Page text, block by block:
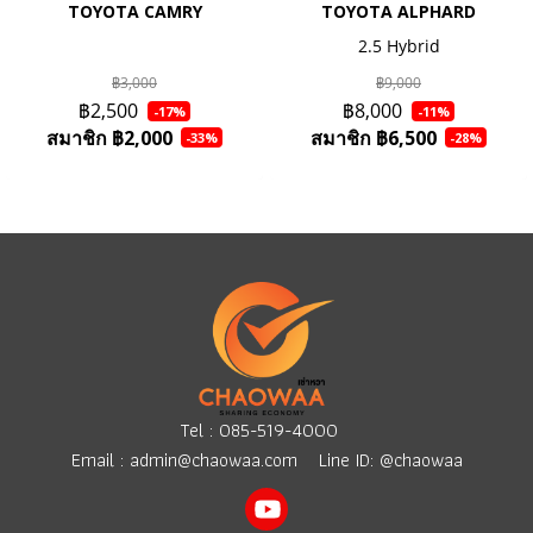
TOYOTA CAMRY
฿3,000
฿2,500 -17%
สมาชิก ฿2,000 -33%
TOYOTA ALPHARD
2.5 Hybrid
฿9,000
฿8,000 -11%
สมาชิก ฿6,500 -28%
Tel : 085-519-4000
Email : admin@chaowaa.com Line ID: @chaowaa